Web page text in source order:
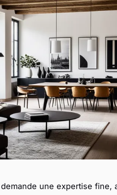
une expertise fine,